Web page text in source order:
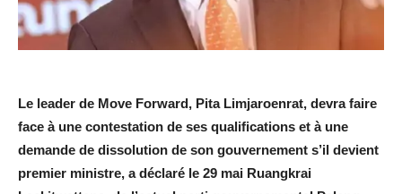
Le leader de Move Forward, Pita Limjaroenrat, devra faire
face à une contestation de ses qualifications et à une
demande de dissolution de son gouvernement s’il devient
premier ministre, a déclaré le 29 mai Ruangkrai